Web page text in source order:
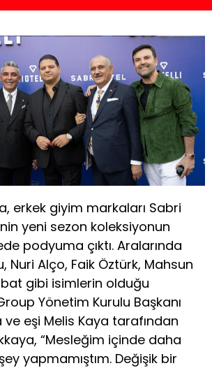
erkek giyim markaları Sabri
yeni sezon koleksiyonun
podyuma çıktı. Aralarında
Nuri Alço, Faik Öztürk, Mahsun
gibi isimlerin olduğu
Yönetim Kurulu Başkanı
eşi Melis Kaya tarafından
“Mesleğim içinde daha
yapmamıştım. Değişik bir